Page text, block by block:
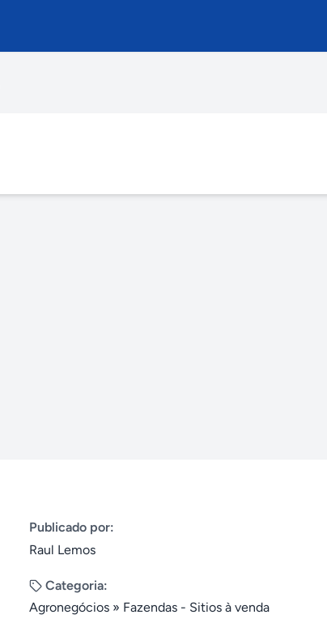
Publicado por:
Raul Lemos
Categoria:
Agronegócios » Fazendas - Sitios à venda